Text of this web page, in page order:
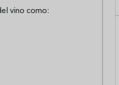
vino como: